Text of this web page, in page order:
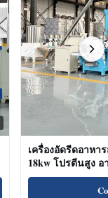
เครื่องอัดรีดอาหา
18kw โปรตีนสูง
ขนมแมว